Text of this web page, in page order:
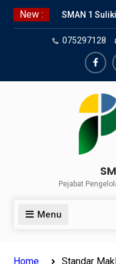
Skip
New :
SMAN 1
Bersama
Lima Puluh
SNBP 2024
Suliki
Sosialisasi
Kasat
075297128
Pejabat
Menu
Home Standar